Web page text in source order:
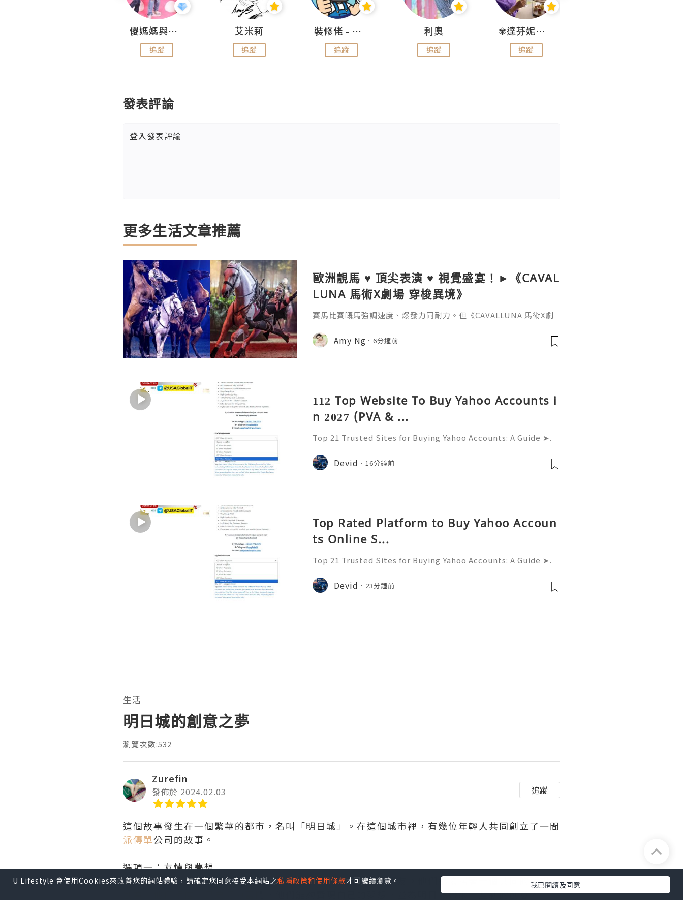
儍媽媽與兩隻小魔怪之家
追蹤
艾米莉
追蹤
裝修佬 - 香港一站式網上裝修平台
追蹤
利奧
追蹤
✾達芬妮•愛孩子•愛生活✾
追蹤
發表評論
登入發表評論
更多生活文章推薦
歐洲靚馬 ♥ 頂尖表演 ♥ 視覺盛宴！►《CAVAL
LUNA 馬術X劇場 穿梭異境》
賽馬比賽嘅馬強調速度、爆發力同耐力。但《CAVALLUNA 馬術X劇
有弗里斯蘭黑馬、安達盧西亞馬、盧西塔諾馬、阿拉伯馬、梅諾卡
馬、荷蘭溫血馬、威爾斯小馬同迷你雪特蘭小馬......平時喺香港絕對
Amy Ng 6分鐘前
112 Top Website To Buy Yahoo Accounts i
n 2027 (PVA & ...
Top 21 Trusted Sites for Buying Yahoo Accounts: A Guide ➤.
➤ Email: usaglobalit@gmail.com ➤.➤.........➤.➤..........➤.➤......
Devid 16分鐘前
Top Rated Platform to Buy Yahoo Accoun
ts Online S...
Top 21 Trusted Sites for Buying Yahoo Accounts: A Guide ➤.
➤ Email: usaglobalit@gmail.com ➤.➤.........➤.➤..........➤.➤......
Devid 23分鐘前
生活
明日城的創意之夢
瀏覽次數:532
Zurefin
發佈於 2024.02.03 追蹤
這個故事發生在一個繁華的都市，名叫「明日城」。在這個城市裡，有幾位年輕人共同創立了一間
派傳單公司的故事。
選項一：友情與夢想
這幾位年輕人，包括小明、小華、小婷和小偉，從小就是好朋友。他們都懷揣著一個共同的夢想 -
創業。他們相信，只要努力奮鬥，他們能夠實現自己的夢想，並為明日城帶來一些新的創意。
U Lifestyle 會使用Cookies來改善您的網站體驗，請確定您同意接受本網站之私隱政策和使用條款才可繼續瀏覽。 我已閱讀及同意